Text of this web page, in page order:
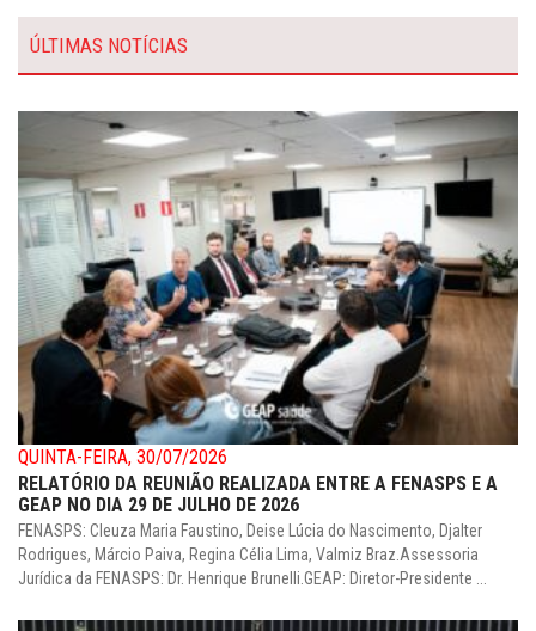
ÚLTIMAS NOTÍCIAS
QUINTA-FEIRA, 30/07/2026
RELATÓRIO DA REUNIÃO REALIZADA ENTRE A FENASPS E A
GEAP NO DIA 29 DE JULHO DE 2026
FENASPS: Cleuza Maria Faustino, Deise Lúcia do Nascimento, Djalter
Rodrigues, Márcio Paiva, Regina Célia Lima, Valmiz Braz.Assessoria
Jurídica da FENASPS: Dr. Henrique Brunelli.GEAP: Diretor-Presidente ...